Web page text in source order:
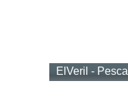
ElVeril - Pesca